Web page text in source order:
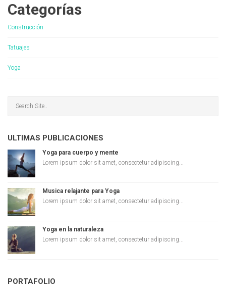
Categorías
Construcción
Tatuajes
Yoga
ULTIMAS PUBLICACIONES
Yoga para cuerpo y mente
Lorem ipsum dolor sit amet, consectetur adipiscing...
Musica relajante para Yoga
Lorem ipsum dolor sit amet, consectetur adipiscing...
Yoga en la naturaleza
Lorem ipsum dolor sit amet, consectetur adipiscing...
PORTAFOLIO